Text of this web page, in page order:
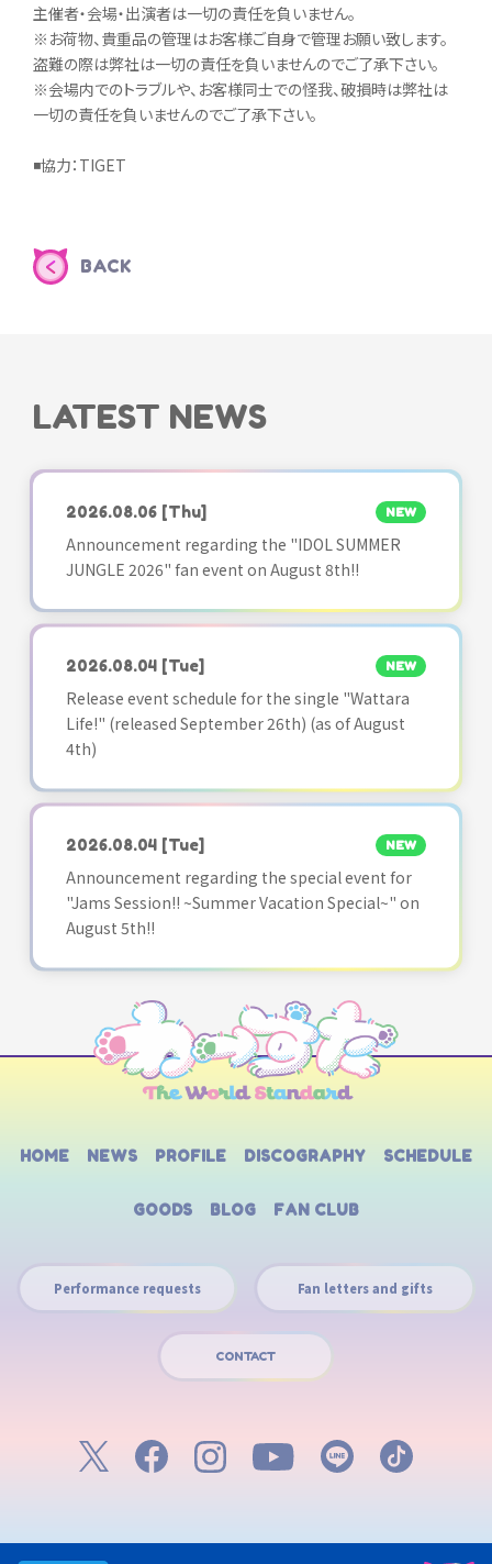
主催者・会場・出演者は一切の責任を負いません。
※お荷物、貴重品の管理はお客様ご自身で管理お願い致します。
盗難の際は弊社は一切の責任を負いませんのでご了承下さい。
※会場内でのトラブルや、お客様同士での怪我、破損時は弊社は
一切の責任を負いませんのでご了承下さい。
◾️協力：TIGET
BACK
LATEST NEWS
2026.08.06 [Thu] NEW
Announcement regarding the "IDOL SUMMER
JUNGLE 2026" fan event on August 8th!!
2026.08.04 [Tue] NEW
Release event schedule for the single "Wattara
Life!" (released September 26th) (as of August
4th)
2026.08.04 [Tue] NEW
Announcement regarding the special event for
"Jams Session!! ~Summer Vacation Special~" on
August 5th!!
HOME NEWS PROFILE DISCOGRAPHY SCHEDULE
GOODS BLOG FAN CLUB
Performance requests Fan letters and gifts
CONTACT